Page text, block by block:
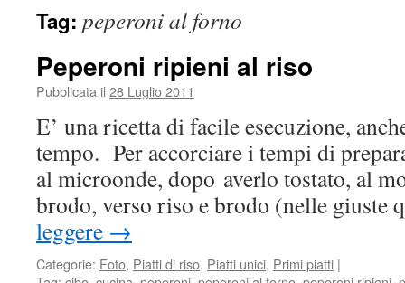
Tag: peperoni al forno
Peperoni ripieni al riso
Pubblicata il 28 Luglio 2011
E’ una ricetta di facile esecuzione,
tempo. Per accorciare i tempi di
al microonde, dopo averlo tostato, al
brodo, verso riso e brodo (nelle
leggere →
Categorie: Foto, Piatti di riso, Piatti unici, Primi piatti |